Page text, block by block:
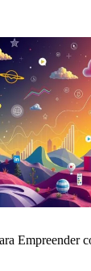
Empreender